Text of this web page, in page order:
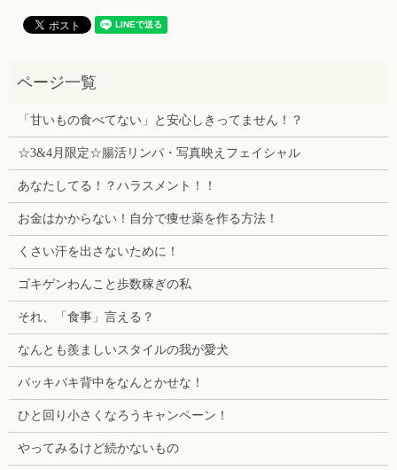
「甘いもの食べてない」と安心しきってません！？
☆3&4月限定☆腸活リンパ・写真映えフェイシャル
あなたしてる！？ハラスメント！！
お金はかからない！自分で痩せ薬を作る方法！
くさい汗を出さないために！
ゴキゲンわんこと歩数稼ぎの私
それ、「食事」言える？
なんとも羨ましいスタイルの我が愛犬
バッキバキ背中をなんとかせな！
ひと回り小さくなろうキャンペーン！
やってみるけど続かないもの